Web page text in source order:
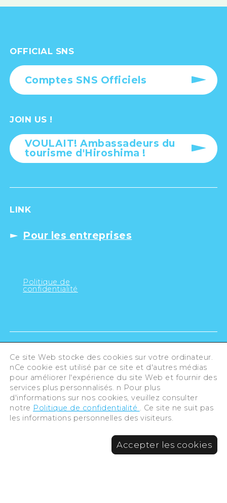
OFFICIAL SNS
Comptes SNS Officiels
JOIN US !
VOULAIT! Ambassadeurs du
tourisme d'Hiroshima !
LINK
Pour les entreprises
Politique de
confidentialité
©Hiroshima Tourism Association /
Hiroshima Prefecture / Hiroshima City .
All rights reserved
Ce site Web stocke des cookies sur votre ordinateur.
nCe cookie est utilisé par ce site et d'autres médias
pour améliorer l'expérience du site Web et fournir des
services plus personnalisés. n Pour plus
d'informations sur nos cookies, veuillez consulter
notre Politique de confidentialité . Ce site ne suit pas
les informations personnelles des visiteurs.
Accepter les cookies